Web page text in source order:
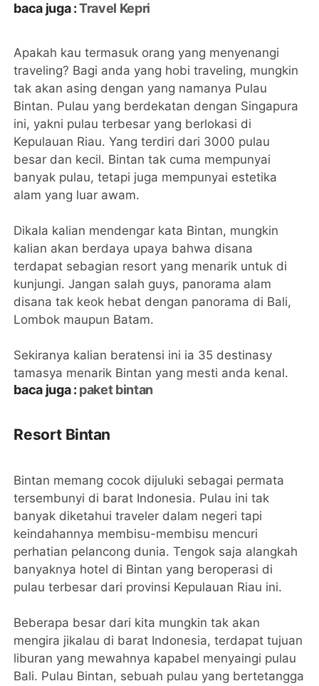
baca juga :Travel Kepri
Apakah kau termasuk orang yang menyenangi
traveling? Bagi anda yang hobi traveling, mungkin
tak akan asing dengan yang namanya Pulau
Bintan. Pulau yang berdekatan dengan Singapura
ini, yakni pulau terbesar yang berlokasi di
Kepulauan Riau. Yang terdiri dari 3000 pulau
besar dan kecil. Bintan tak cuma mempunyai
banyak pulau, tetapi juga mempunyai estetika
alam yang luar awam.
Dikala kalian mendengar kata Bintan, mungkin
kalian akan berdaya upaya bahwa disana
terdapat sebagian resort yang menarik untuk di
kunjungi. Jangan salah guys, panorama alam
disana tak keok hebat dengan panorama di Bali,
Lombok maupun Batam.
Sekiranya kalian beratensi ini ia 35 destinasy
tamasya menarik Bintan yang mesti anda kenal.
baca juga : paket bintan
Resort Bintan
Bintan memang cocok dijuluki sebagai permata
tersembunyi di barat Indonesia. Pulau ini tak
banyak diketahui traveler dalam negeri tapi
keindahannya membisu-membisu mencuri
perhatian pelancong dunia. Tengok saja alangkah
banyaknya hotel di Bintan yang beroperasi di
pulau terbesar dari provinsi Kepulauan Riau ini.
Beberapa besar dari kita mungkin tak akan
mengira jikalau di barat Indonesia, terdapat tujuan
liburan yang mewahnya kapabel menyaingi pulau
Bali. Pulau Bintan, sebuah pulau yang bertetangga